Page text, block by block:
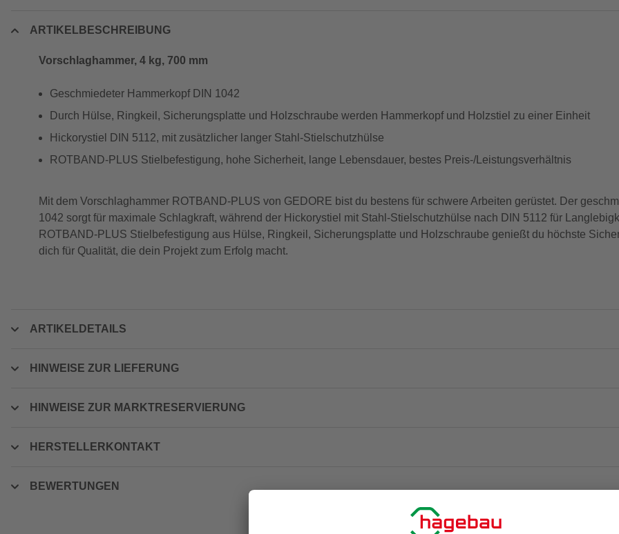
ARTIKELBESCHREIBUNG
Vorschlaghammer, 4 kg, 700 mm
Geschmiedeter Hammerkopf DIN 1042
Durch Hülse, Ringkeil, Sicherungsplatte und Holzschraube werden Hammerkopf und Holzstiel zu einer Einheit
Hickorystiel DIN 5112, mit zusätzlicher langer Stahl-Stielschutzhülse
ROTBAND-PLUS Stielbefestigung, hohe Sicherheit, lange Lebensdauer, bestes Preis-/Leistungsverhältnis
Mit dem Vorschlaghammer ROTBAND-PLUS von GEDORE bist du bestens für schwere Arbeiten gerüstet. Der
1042 sorgt für maximale Schlagkraft, während der Hickorystiel mit Stahl-Stielschutzhülse nach DIN 5112 für
ROTBAND-PLUS Stielbefestigung aus Hülse, Ringkeil, Sicherungsplatte und Holzschraube genießt du höchste
dich für Qualität, die dein Projekt zum Erfolg macht.
ARTIKELDETAILS
HINWEISE ZUR LIEFERUNG
HINWEISE ZUR MARKTRESERVIERUNG
HERSTELLERKONTAKT
BEWERTUNGEN